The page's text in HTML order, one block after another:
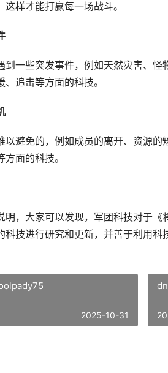
样才能打赢每一场战斗。
到一些突发事件，例如天然灾害、
追击等方面的科技。
以避免的，例如成员的离开、资源
面的科技。
明，大家可以发现，军团科技对于
科技进行研究和更新，并善于利用科
2025-10-31